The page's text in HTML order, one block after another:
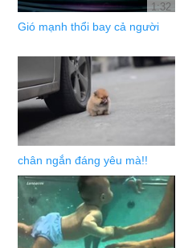
1:32
Gió mạnh thổi bay cả người
chân ngắn đáng yêu mà!!